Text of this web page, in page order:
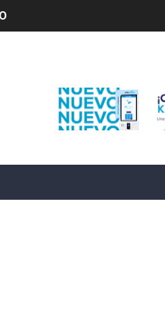
el euro subió a $68.79
del Cibao Central